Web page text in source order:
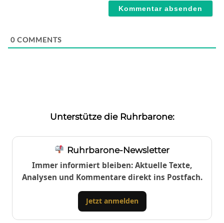
0 COMMENTS
Unterstütze die Ruhrbarone:
Ruhrbarone-Newsletter
Immer informiert bleiben: Aktuelle Texte,
Analysen und Kommentare direkt ins Postfach.
Jetzt anmelden